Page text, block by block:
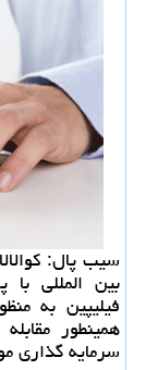
سیب پال:
فیلیپین به
همینطور
سرمایه گذاری